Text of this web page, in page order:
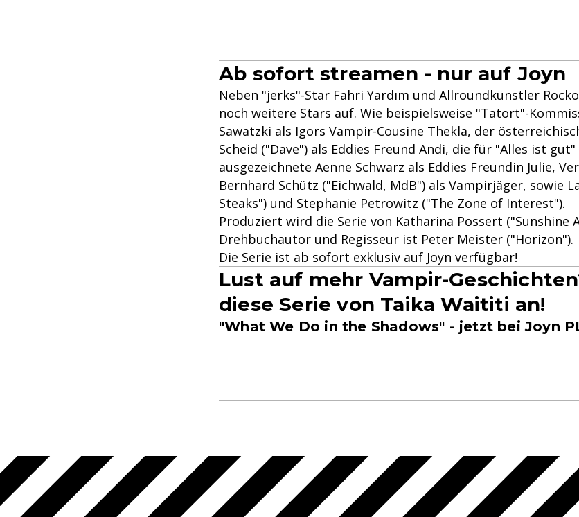
Ab sofort streamen - nur auf Joyn
Neben "jerks"-Star Fahri Yardım und Allroundkünstler
noch weitere Stars auf. Wie beispielsweise "Tatort"-
Sawatzki als Igors Vampir-Cousine Thekla, der
Scheid ("Dave") als Eddies Freund Andi, die für "Alles ist
ausgezeichnete Aenne Schwarz als Eddies Freundin Julie,
Bernhard Schütz ("Eichwald, MdB") als Vampirjäger, sowie
Steaks") und Stephanie Petrowitz ("The Zone of Interest").
Produziert wird die Serie von Katharina Possert ("Sunshine
Drehbuchautor und Regisseur ist Peter Meister ("Horizon").
Die Serie ist ab sofort exklusiv auf Joyn verfügbar!
Lust auf mehr Vampir-
diese Serie von Taika Waititi an!
"What We Do in the Shadows" - jetzt bei Joyn